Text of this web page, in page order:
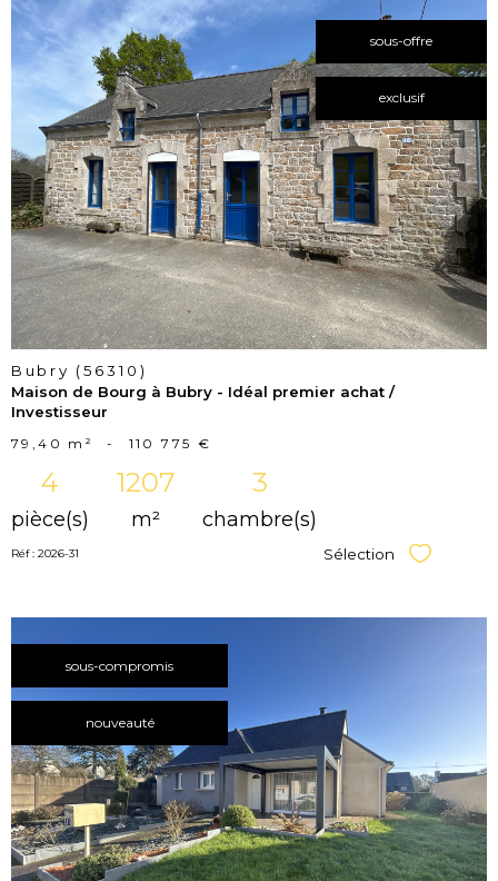
sous-offre
exclusif
voir le
bien
Bubry (56310)
Maison de Bourg à Bubry - Idéal premier achat /
Investisseur
79,40 m² - 110 775 €
4
pièce(s)
1207
m²
3
chambre(s)
Réf : 2026-31 Sélection Sélectionner
sous-compromis
nouveauté
voir le
bien